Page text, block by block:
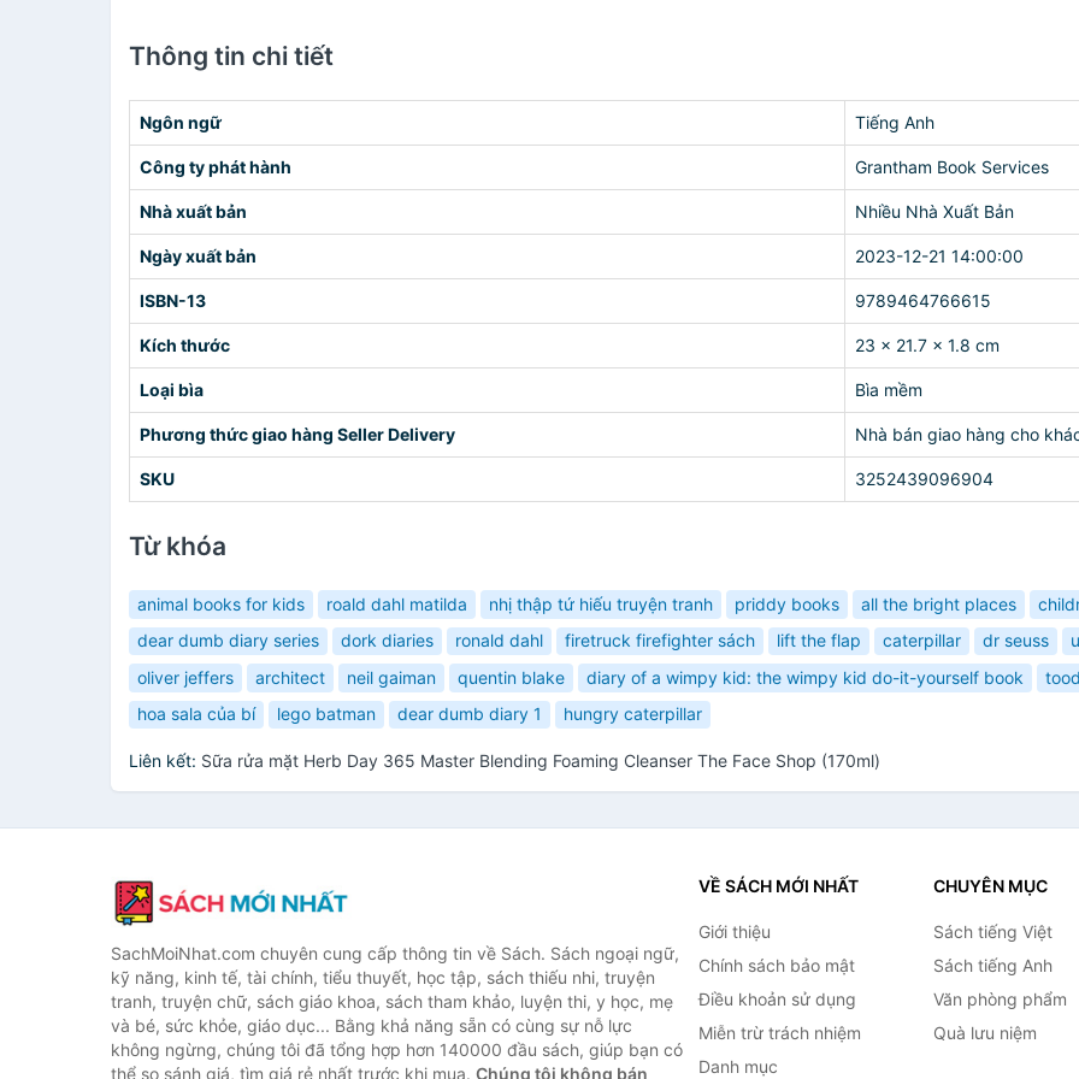
Thông tin chi tiết
Ngôn ngữ Tiếng Anh
Công ty phát hành Grantham Book Services
Nhà xuất bản Nhiều Nhà Xuất Bản
Ngày xuất bản 2023-12-21 14:00:00
ISBN-13 9789464766615
Kích thước 23 x 21.7 x 1.8 cm
Loại bìa Bìa mềm
Phương thức giao hàng Seller Delivery Nhà bán giao hàng cho
SKU 3252439096904
Từ khóa
animal books for kids roald dahl matilda nhị thập tứ hiếu truyện tranh priddy books all the bright places
dear dumb diary series
dork diaries ronald dahl firetruck firefighter sách lift the flap caterpillar dr seuss
oliver jeffers
architect neil gaiman quentin blake diary of a wimpy kid: the wimpy kid do-it-yourself book
hoa sala của bí
lego batman dear dumb diary 1 hungry caterpillar
Liên kết: Sữa rửa mặt Herb Day 365 Master Blending Foaming Cleanser The Face Shop (170ml)
SachMoiNhat.com chuyên cung cấp thông tin về Sách. Sách ngoại ngữ,
kỹ năng, kinh tế, tài chính, tiểu thuyết, học tập, sách thiếu nhi, truyện
tranh, truyện chữ, sách giáo khoa, sách tham khảo, luyện thi, y học, mẹ
và bé, sức khỏe, giáo dục... Bằng khả năng sẵn có cùng sự nỗ lực
không ngừng, chúng tôi đã tổng hợp hơn 140000 đầu sách, giúp bạn có
thể so sánh giá, tìm giá rẻ nhất trước khi mua. Chúng tôi không bán
VỀ SÁCH MỚI NHẤT
Giới thiệu
Chính sách bảo mật
Điều khoản sử dụng
Miễn trừ trách nhiệm
Danh mục
CHUYÊN MỤC
Sách tiếng Việt
Sách tiếng Anh
Văn phòng phẩm
Quà lưu niệm